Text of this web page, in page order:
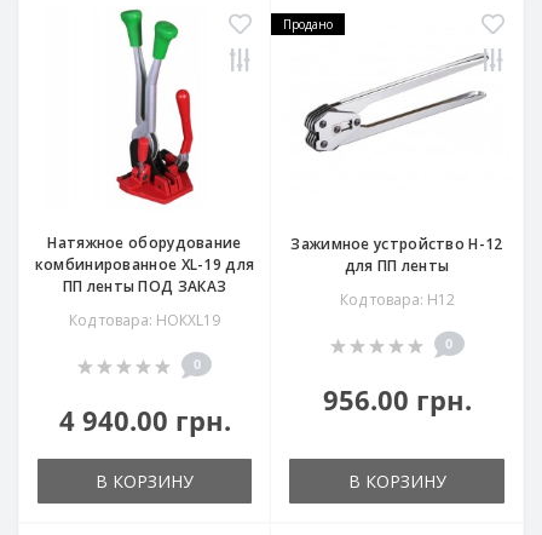
Натяжное оборудование
комбинированное XL-19 для
ПП ленты ПОД ЗАКАЗ
Код товара: НОКXL19
0
4 940.00 грн.
В КОРЗИНУ
Продано
Зажимное устройство H-12
для ПП ленты
Код товара: Н12
0
956.00 грн.
В КОРЗИНУ